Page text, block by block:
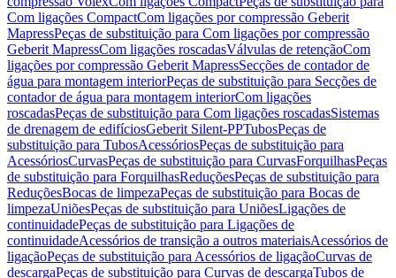
Com ligações CompactCom ligações por compressão Geberit
MapressPeças de substituição para Com ligações por compressão
Geberit MapressCom ligações roscadasVálvulas de retençãoCom
ligações por compressão Geberit MapressSecções de contador de
água para montagem interiorPeças de substituição para Secções de
contador de água para montagem interiorCom ligações
roscadasPeças de substituição para Com ligações roscadasSistemas
de drenagem de edifíciosGeberit Silent-PPTubosPeças de
substituição para TubosAcessóriosPeças de substituição para
AcessóriosCurvasPeças de substituição para CurvasForquilhasPeças
de substituição para ForquilhasReduçõesPeças de substituição para
ReduçõesBocas de limpezaPeças de substituição para Bocas de
limpezaUniõesPeças de substituição para UniõesLigações de
continuidadePeças de substituição para Ligações de
continuidadeAcessórios de transição a outros materiaisAcessórios de
ligaçãoPeças de substituição para Acessórios de ligaçãoCurvas de
descargaPeças de substituição para Curvas de descargaTubos de